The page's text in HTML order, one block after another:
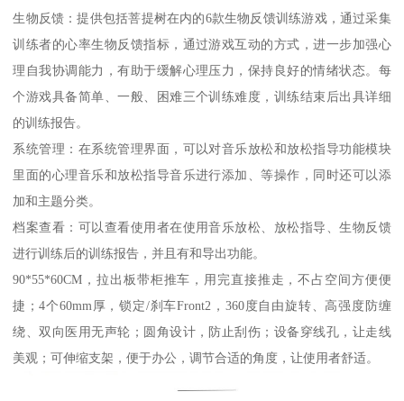
生物反馈：提供包括菩提树在内的6款生物反馈训练游戏，通过采集
训练者的心率生物反馈指标，通过游戏互动的方式，进一步加强心
理自我协调能力，有助于缓解心理压力，保持良好的情绪状态。每
个游戏具备简单、一般、困难三个训练难度，训练结束后出具详细
的训练报告。
系统管理：在系统管理界面，可以对音乐放松和放松指导功能模块
里面的心理音乐和放松指导音乐进行添加、等操作，同时还可以添
加和主题分类。
档案查看：可以查看使用者在使用音乐放松、放松指导、生物反馈
进行训练后的训练报告，并且有和导出功能。
90*55*60CM，拉出板带柜推车，用完直接推走，不占空间方便便
捷；4个60mm厚，锁定/刹车Front2，360度自由旋转、高强度防缠
绕、双向医用无声轮；圆角设计，防止刮伤；设备穿线孔，让走线
美观；可伸缩支架，便于办公，调节合适的角度，让使用者舒适。